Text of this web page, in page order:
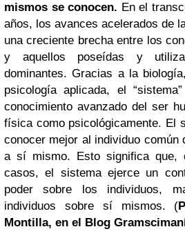
mismos se conocen. En el
años, los avances acelerados de
una creciente brecha entre los
y aquellos poseídas y
dominantes. Gracias a la
psicología aplicada, el
conocimiento avanzado del ser
física como psicológicamente. El
conocer mejor al individuo común
a sí mismo. Esto significa que,
casos, el sistema ejerce un
poder sobre los individuos,
individuos sobre sí mismos.
(
Montilla, en el
Blog